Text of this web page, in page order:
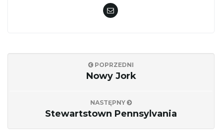
POPRZEDNI
Nowy Jork
NASTĘPNY
Stewartstown Pennsylvania